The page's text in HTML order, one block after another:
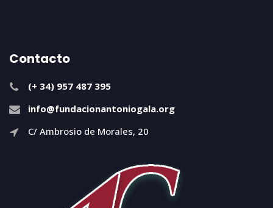
Contacto
(+ 34) 957 487 395
info@fundacionantoniogala.org
C/ Ambrosio de Morales, 20